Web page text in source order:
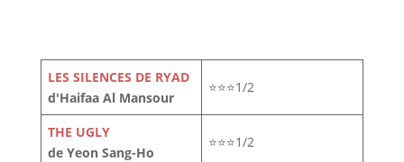
LES SILENCES DE RYAD
d'Haifaa Al Mansour
⭐⭐⭐1/2
THE UGLY
de Yeon Sang-Ho
⭐⭐⭐1/2